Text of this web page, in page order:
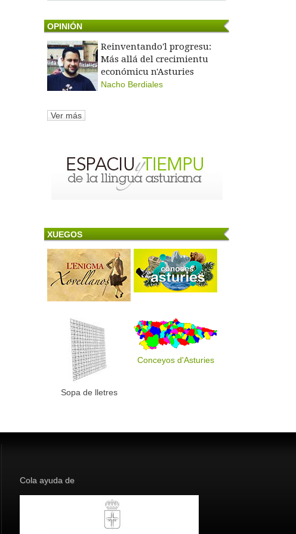
OPINIÓN
Reinventando'l progresu:
Más allá del crecimientu
económicu n'Asturies
Nacho Berdiales
Ver más
XUEGOS
Sopa de lletres
Conceyos d'Asturies
Cola ayuda de